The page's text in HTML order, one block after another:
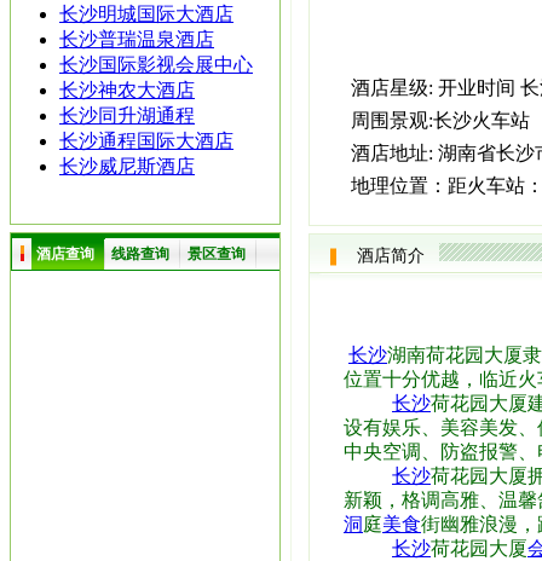
长沙明城国际大酒店
长沙普瑞温泉酒店
长沙国际影视会展中心
长沙神农大酒店
长沙同升湖通程
长沙通程国际大酒店
长沙威尼斯酒店
酒店查询 线路查询 景区查询
酒店星级: 开业时间
周围景观:长沙火车站
酒店地址: 湖南省长沙
地理位置： 距火车站
酒店简介
长沙湖南荷花园大厦
位置十分优越，临近
长沙荷花园大厦
设有娱乐、美容美发
中央空调、防盗报警
长沙荷花园大厦
新颖，格调高雅、温
洞庭美食街幽雅浪漫
长沙荷花园大厦